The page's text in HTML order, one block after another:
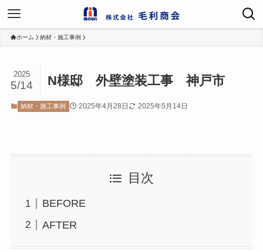
ホーム 納材・施工事例
N様邸 外壁塗装工事 神戸市
2025
5/14
納材・施工事例 2025年4月28日 2025年5月14日
目次
BEFORE
AFTER